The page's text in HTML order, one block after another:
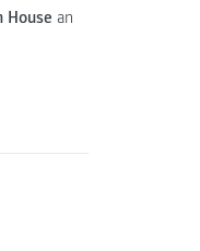
House an